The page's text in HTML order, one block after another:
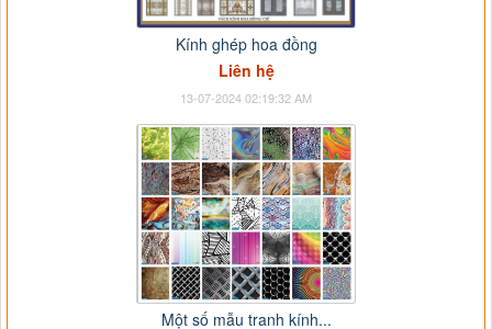
Kính ghép hoa đồng
Liên hệ
13-07-2024 02:19:32 AM
Một số mẫu tranh kính...